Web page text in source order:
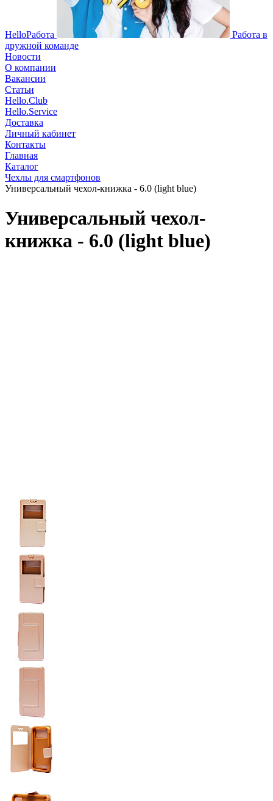
HelloРабота
Работа в
дружной команде
Новости
О компании
Вакансии
Статьи
Hello.Club
Hello.Service
Доставка
Личный кабинет
Контакты
Главная
Каталог
Чехлы для смартфонов
Универсальный чехол-книжка - 6.0 (light blue)
Универсальный чехол-
книжка - 6.0 (light blue)